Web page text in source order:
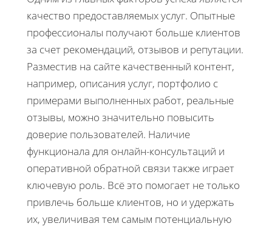
качество предоставляемых услуг. Опытные
профессионалы получают больше клиентов
за счет рекомендаций, отзывов и репутации.
Разместив на сайте качественный контент,
например, описания услуг, портфолио с
примерами выполненных работ, реальные
отзывы, можно значительно повысить
доверие пользователей. Наличие
функционала для онлайн-консультаций и
оперативной обратной связи также играет
ключевую роль. Всё это помогает не только
привлечь больше клиентов, но и удержать
их, увеличивая тем самым потенциальную